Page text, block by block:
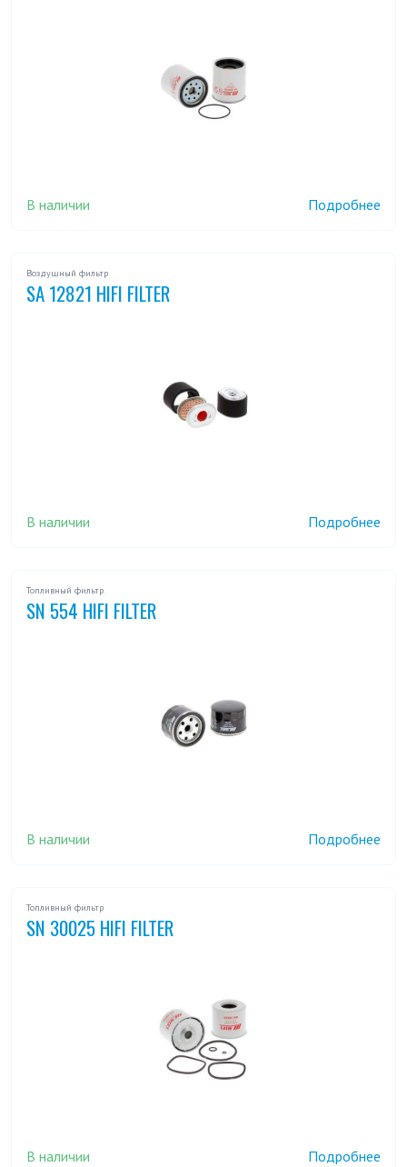
В наличии Подробнее
Воздушный фильтр
SA 12821 HIFI FILTER
В наличии Подробнее
Топливный фильтр
SN 554 HIFI FILTER
В наличии Подробнее
Топливный фильтр
SN 30025 HIFI FILTER
В наличии Подробнее